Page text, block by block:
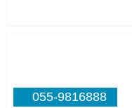
055-9816888